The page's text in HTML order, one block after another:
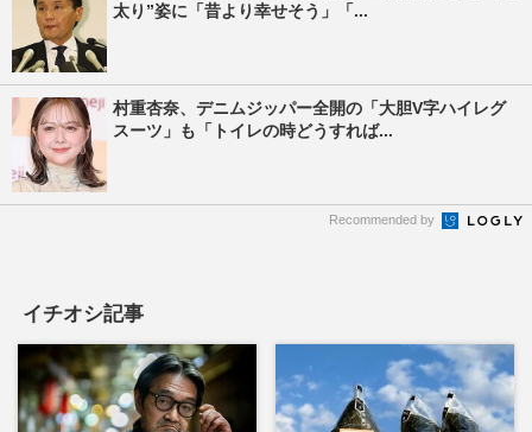
太り”姿に「昔より幸せそう」「...
村重杏奈、デニムジッパー全開の「大胆V字ハイレグ
スーツ」も「トイレの時どうすれば...
Recommended by
イチオシ記事